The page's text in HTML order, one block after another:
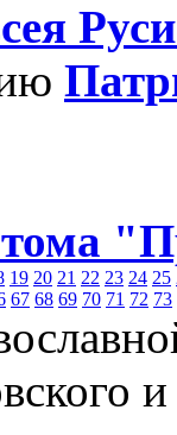
19 20 21 22 23 24 25
67 68 69 70 71 72 73